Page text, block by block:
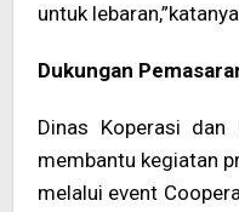
untuk
Dukungan
Dinas Koperasi dan
membantu kegiatan
melalui event